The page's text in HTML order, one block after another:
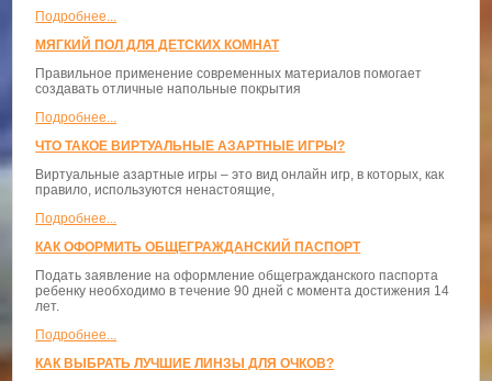
Подробнее...
МЯГКИЙ ПОЛ ДЛЯ ДЕТСКИХ КОМНАТ
Правильное применение современных материалов помогает
создавать отличные напольные покрытия
Подробнее...
ЧТО ТАКОЕ ВИРТУАЛЬНЫЕ АЗАРТНЫЕ ИГРЫ?
Виртуальные азартные игры – это вид онлайн игр, в которых, как
правило, используются ненастоящие,
Подробнее...
КАК ОФОРМИТЬ ОБЩЕГРАЖДАНСКИЙ ПАСПОРТ
Подать заявление на оформление общегражданского паспорта
ребенку необходимо в течение 90 дней с момента достижения 14
лет.
Подробнее...
КАК ВЫБРАТЬ ЛУЧШИЕ ЛИНЗЫ ДЛЯ ОЧКОВ?